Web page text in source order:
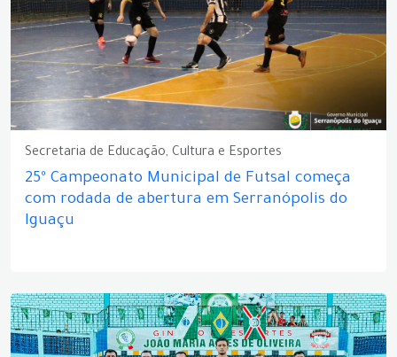
Secretaria de Educação, Cultura e Esportes
25º Campeonato Municipal de Futsal começa
com rodada de abertura em Serranópolis do
Iguaçu